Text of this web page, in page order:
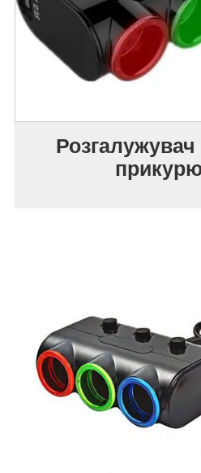
Розгалужувач